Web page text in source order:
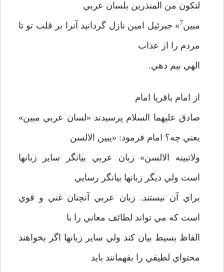
لتكون من المنذرين بلسان عربي
مبين7» جبرئيل امين نازل گردانيد آنرا بر قلب تو تا
مردم را از عذاب
الهي بيم دهي.
از امام باقريا امام
صادق عليهما السلام پرسيدند «لسان عربي مبين»
يعني چه؟ امام فرمود: «يبين الالسن
ولاتبينه الالسن» زبان عربي بيانگر ساير زبانها
است ولي ديگر زبانها بيانگر رسايي
براي آن نيستند. زبان عربي آنچنان غني و قوي
است كه مي تواند لطائف معاني را با
الفاظ بسيط بيان كند ولي ساير زبانها اگر بخواهند
محتواي لطيفي را بفهمانند بايد